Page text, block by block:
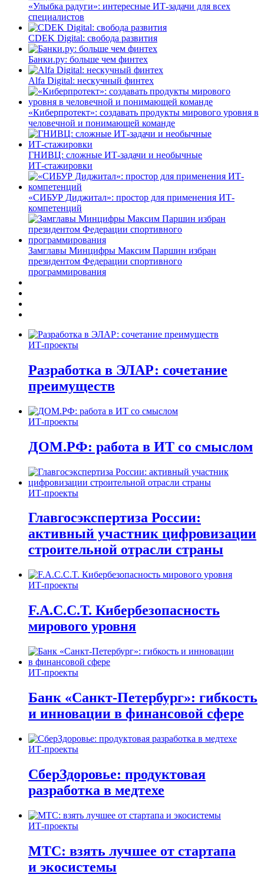
«Улыбка радуги»: интересные ИТ-задачи для всех
специалистов
CDEK Digital: свобода развития
Банки.ру: больше чем финтех
Alfa Digital: нескучный финтех
«Киберпротект»: создавать продукты мирового уровня в
человечной и понимающей команде
ГНИВЦ: сложные ИТ‑задачи и необычные
ИТ‑стажировки
«СИБУР Диджитал»: простор для применения ИТ-
компетенций
Замглавы Минцифры Максим Паршин избран
президентом Федерации спортивного
программирования
ИТ-проекты
Разработка в ЭЛАР: сочетание
преимуществ
ИТ-проекты
ДОМ.РФ: работа в ИТ со смыслом
ИТ-проекты
Главгосэкспертиза России:
активный участник цифровизации
строительной отрасли страны
ИТ-проекты
F.A.C.C.T. Кибербезопасность
мирового уровня
ИТ-проекты
Банк «Санкт-Петербург»: гибкость
и инновации в финансовой сфере
ИТ-проекты
СберЗдоровье: продуктовая
разработка в медтехе
ИТ-проекты
МТС: взять лучшее от стартапа
и экосистемы